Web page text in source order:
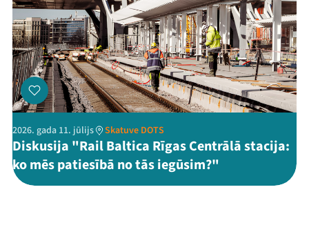
2026. gada 11. jūlijs Skatuve DOTS
Diskusija "Rail Baltica Rīgas Centrālā stacija:
ko mēs patiesībā no tās iegūsim?"